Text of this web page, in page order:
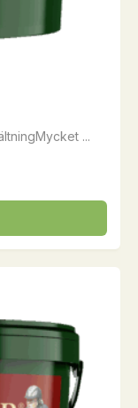
...